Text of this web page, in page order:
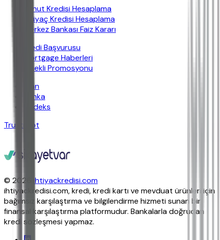
Konut Kredisi Hesaplama
İhtiyaç Kredisi Hesaplama
Merkez Bankası Faiz Kararı
Kredi Başvurusu
Mortgage Haberleri
Emekli Promosyonu
İban
Banka
Findeks
Trustpilot
© 2026
ihtiyackredisi.com
ihtiyackredisi.com, kredi, kredi kartı ve mevduat ürünleri için
bağımsız karşılaştırma ve bilgilendirme hizmeti sunan bir
finansal karşılaştırma platformudur. Bankalarla doğrudan
kredi sözleşmesi yapmaz.